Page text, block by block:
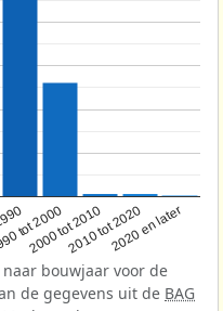
tot 2000
2000 tot 20102010 tot 20202020 en later
bouwjaar voor de
de gegevens uit de BAG